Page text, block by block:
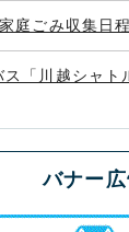
庭ごみ収集日
ス「川越シャト
バナー